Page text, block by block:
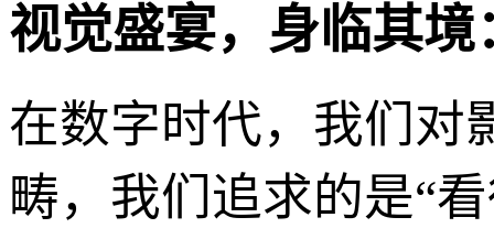
视觉盛宴，身临其
在数字时代，我们对
畴，我们追求的是“